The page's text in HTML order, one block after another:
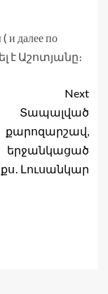
далее по
է Աշոտյանը։
Next
Տապալված
քարոզարշավ,
երջանկացած
Լուսանկար